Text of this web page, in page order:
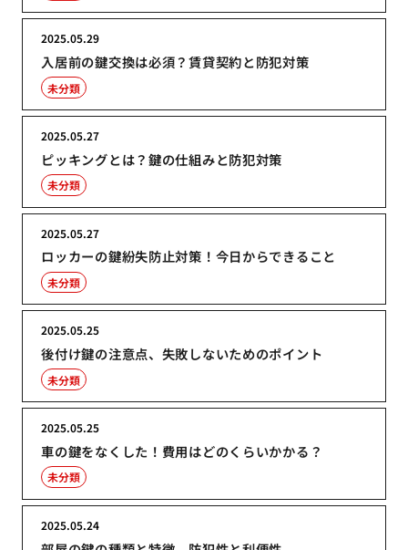
入居前の鍵交換は必須？賃貸契約と防犯対策
2025.05.29
未分類
ピッキングとは？鍵の仕組みと防犯対策
2025.05.27
未分類
ロッカーの鍵紛失防止対策！今日からできること
2025.05.27
未分類
後付け鍵の注意点、失敗しないためのポイント
2025.05.25
未分類
車の鍵をなくした！費用はどのくらいかかる？
2025.05.25
未分類
2025.05.24